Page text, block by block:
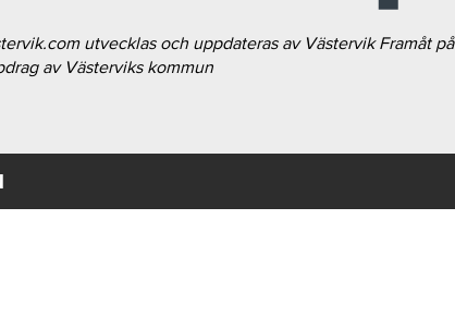
utvecklas och uppdateras av Västervik Framåt på
av Västerviks kommun